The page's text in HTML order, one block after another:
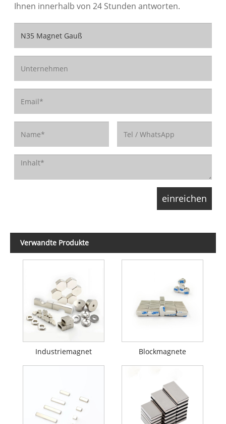
Ihnen innerhalb von 24 Stunden antworten.
Verwandte Produkte
Industriemagnet Blockmagnete